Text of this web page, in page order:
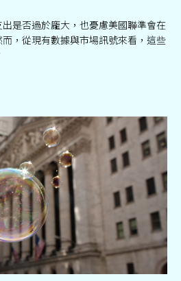
是否過於龐大，也憂慮美國聯準會在
，從現有數據與市場訊號來看，這些